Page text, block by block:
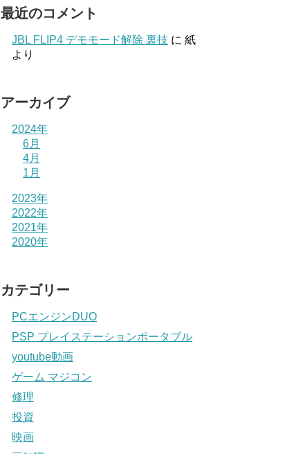
最近のコメント
JBL FLIP4 デモモード解除 裏技 に 紙
より
アーカイブ
2024年
6月
4月
1月
2023年
2022年
2021年
2020年
カテゴリー
PCエンジンDUO
PSP プレイステーションポータブル
youtube動画
ゲーム マジコン
修理
投資
映画